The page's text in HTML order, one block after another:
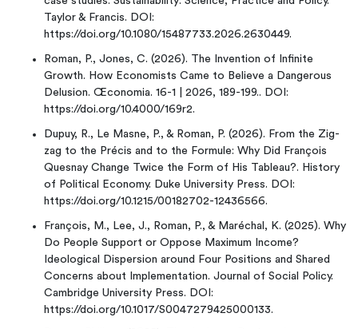
Taylor & Francis. DOI:
https://doi.org/10.1080/15487733.2026.2630449.
Roman, P., Jones, C. (2026). The Invention of Infinite
Growth. How Economists Came to Believe a Dangerous
Delusion. Œconomia. 16-1 | 2026, 189-199.. DOI:
https://doi.org/10.4000/169r2.
Dupuy, R., Le Masne, P., & Roman, P. (2026). From the Zig-
zag to the Précis and to the Formule: Why Did François
Quesnay Change Twice the Form of His Tableau?. History
of Political Economy. Duke University Press. DOI:
https://doi.org/10.1215/00182702-12436566.
François, M., Lee, J., Roman, P., & Maréchal, K. (2025). Why
Do People Support or Oppose Maximum Income?
Ideological Dispersion around Four Positions and Shared
Concerns about Implementation. Journal of Social Policy.
Cambridge University Press. DOI:
https://doi.org/10.1017/S0047279425000133.